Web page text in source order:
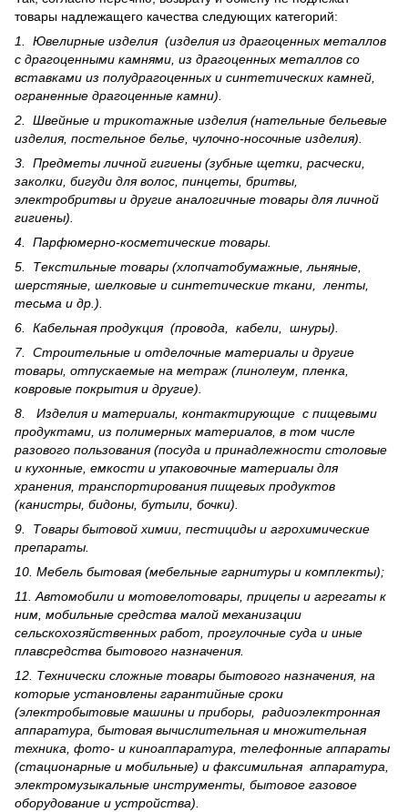
товары надлежащего качества следующих категорий:
1. Ювелирные изделия (изделия из драгоценных металлов
с драгоценными камнями, из драгоценных металлов со
вставками из полудрагоценных и синте­тических камней,
ограненные драгоценные камни).
2. Швейные и трикотажные изделия (нательные бельевые
изделия, постельное белье, чулочно-носочные изделия).
3. Предметы личной гигиены (зубные щетки, расчески,
заколки, бигуди для волос, пинцеты, бритвы,
электробритвы и другие аналогичные товары для личной
гигиены).
4. Парфюмерно-косметические товары.
5. Текстильные товары (хлопчатобумажные, льняные,
шерс­тя­ные, шелковые и синтетические ткани, ленты,
тесьма и др.).
6. Кабельная продукция (провода, кабели, шнуры).
7. Строительные и отделочные материалы и другие
товары, отпускаемые на метраж (линолеум, пленка,
ковровые покрытия и другие).
8. Изделия и материалы, контактирующие с пищевыми
продуктами, из полимерных материалов, в том числе
разового пользования (посуда и принадлежности столовые
и кухонные, емкости и упаковочные материалы для
хранения, транспортирования пищевых продуктов
(канистры, бидоны, бутыли, бочки).
9. Товары бытовой химии, пестициды и агрохи­мические
препараты.
10. Мебель бытовая (мебельные гарнитуры и комплекты);
11. Автомобили и мотовелотовары, прицепы и агрегаты к
ним, мобильные средства малой механизации
сельскохозяйственных работ, прогулочные суда и иные
плавсредства бытового назначения.
12. Технически сложные товары бытового назна­чения, на
которые установлены гарантийные сроки
(электробытовые машины и приборы, радиоэлектронная
аппаратура, бытовая вычислительная и множительная
техника, фото- и киноаппаратура, телефонные аппараты
(стационарные и мобильные) и факсимильная аппаратура,
электрому­зыкальные инструменты, бытовое газовое
оборудование и устройства).